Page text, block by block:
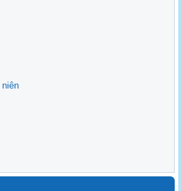
Tế 2026
Tỉnh năm 2024
niên